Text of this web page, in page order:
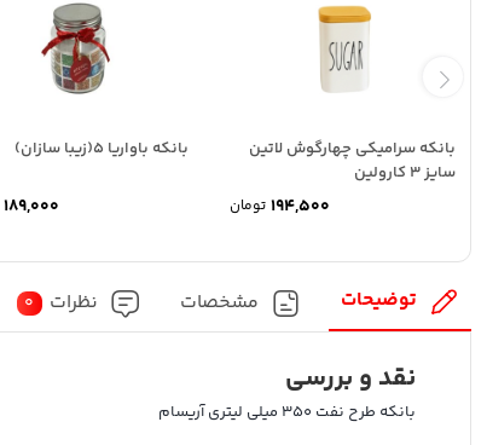
بانکه سرامیکی چهارگوش لاتین
سایز 3 کارولین
تومان
بانکه باواریا 5(زیبا سازان)
توضیحات مشخصات نظرات 0
نقد و بررسی
بانکه طرح نفت 350 میلی لیتری آریسام